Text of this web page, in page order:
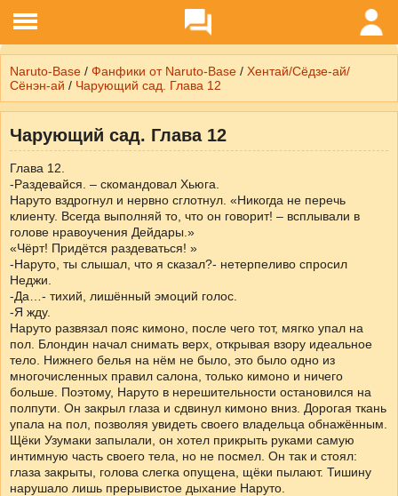
Naruto-Base / Фанфики от Naruto-Base / Хентай/Сёдзе-ай/
Сёнэн-ай / Чарующий сад. Глава 12
Чарующий сад. Глава 12
Глава 12.
-Раздевайся. – скомандовал Хьюга.
Наруто вздрогнул и нервно сглотнул. «Никогда не перечь
клиенту. Всегда выполняй то, что он говорит! – всплывали в
голове нравоучения Дейдары.»
«Чёрт! Придётся раздеваться! »
-Наруто, ты слышал, что я сказал?- нетерпеливо спросил
Неджи.
-Да…- тихий, лишённый эмоций голос.
-Я жду.
Наруто развязал пояс кимоно, после чего тот, мягко упал на
пол. Блондин начал снимать верх, открывая взору идеальное
тело. Нижнего белья на нём не было, это было одно из
многочисленных правил салона, только кимоно и ничего
больше. Поэтому, Наруто в нерешительности остановился на
полпути. Он закрыл глаза и сдвинул кимоно вниз. Дорогая ткань
упала на пол, позволяя увидеть своего владельца обнажённым.
Щёки Узумаки запылали, он хотел прикрыть руками самую
интимную часть своего тела, но не посмел. Он так и стоял:
глаза закрыты, голова слегка опущена, щёки пылают. Тишину
нарушало лишь прерывистое дыхание Наруто.